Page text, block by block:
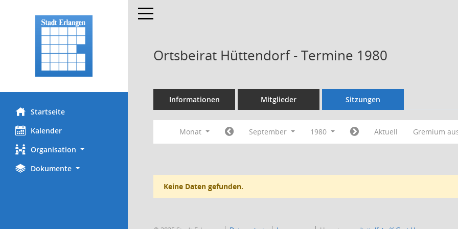
Startseite
Kalender
Organisation
Dokumente
Toggle navigation
Ortsbeirat Hüttendorf - Termine 1980
Informationen Mitglieder Sitzungen
Monat September 1980 Aktuell Gremium
Keine Daten gefunden.